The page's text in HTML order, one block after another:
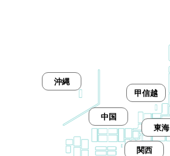
甲信越
東海
関西
中国
沖縄